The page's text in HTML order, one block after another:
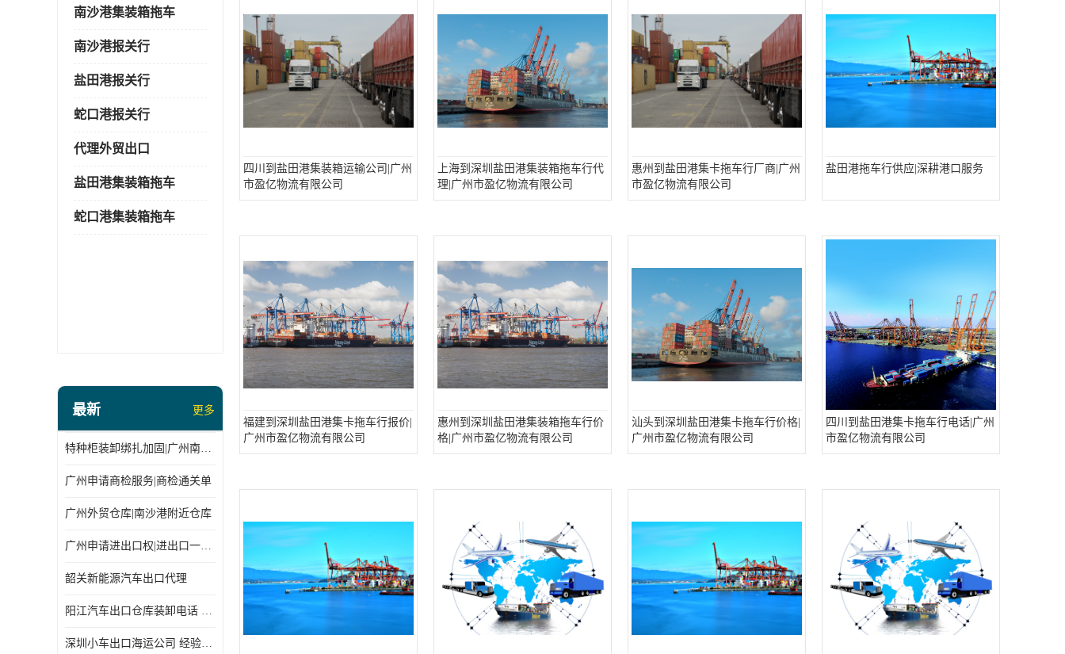
南沙港集装箱拖车
南沙港报关行
盐田港报关行
蛇口港报关行
代理外贸出口
盐田港集装箱拖车
蛇口港集装箱拖车
最新 更多
特种柜装卸绑扎加固|广州南沙仓库装卸
广州申请商检服务|商检通关单
广州外贸仓库|南沙港附近仓库
广州申请进出口权|进出口一站式
韶关新能源汽车出口代理
阳江汽车出口仓库装卸电话 经验丰富
深圳小车出口海运公司 经验丰富
四川到盐田港集装箱运输公司|广州
市盈亿物流有限公司
上海到深圳盐田港集装箱拖车行代
理|广州市盈亿物流有限公司
惠州到盐田港集卡拖车行厂商|广州
市盈亿物流有限公司
盐田港拖车行供应|深耕港口服务
福建到深圳盐田港集卡拖车行报价|
广州市盈亿物流有限公司
惠州到深圳盐田港集装箱拖车行价
格|广州市盈亿物流有限公司
汕头到深圳盐田港集卡拖车行价格|
广州市盈亿物流有限公司
四川到盐田港集卡拖车行电话|广州
市盈亿物流有限公司